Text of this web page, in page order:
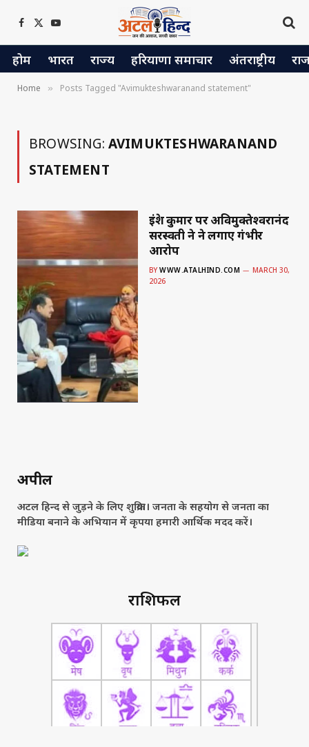
Facebook
X
(Twitter)
YouTube
होम भारत राज्य हरियाणा समाचार अंतराष्ट्रीय
Home » Posts Tagged "Avimukteshwaranand statement"
BROWSING: AVIMUKTESHWARANAND
STATEMENT
इंद्रेश कुमार पर अविमुक्तेश्वरानंद
सरस्वती ने ने लगाए गंभीर
आरोप
BY WWW.ATALHIND.COM
MARCH 30,
2026
अपील
अटल हिन्द से जुड़ने के लिए शुक्रिया। जनता के सहयोग से जनता का
मीडिया बनाने के अभियान में कृपया हमारी आर्थिक मदद करें।
राशिफल